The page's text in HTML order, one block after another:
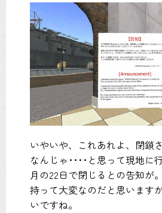
いやいや、これあれよ、閉鎖
なんじゃ････と思って現地に
月の22日で閉じるとの告知が
持って大変なのだと思います
いですね。